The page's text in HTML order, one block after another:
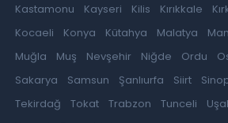
Kastamonu
Kayseri Kilis Kırıkkale
Kocaeli
Konya Kütahya Malatya
Muğla
Muş Nevşehir Niğde Ordu
Sakarya
Samsun Şanlıurfa Siirt
Tekirdağ
Tokat Trabzon Tunceli